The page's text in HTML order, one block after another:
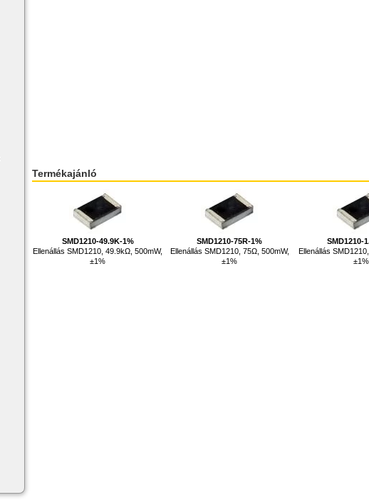
Termékajánló
SMD1210-49.9K-1%
Ellenállás SMD1210, 49.9kΩ, 500mW,
±1%
SMD1210-75R-1%
Ellenállás SMD1210, 75Ω, 500mW,
±1%
SMD1210-
Ellenállás
±1%